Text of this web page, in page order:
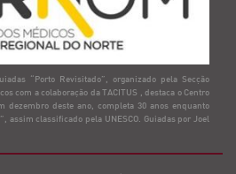
“Porto Revisitado”, organizado pela Secção
com a colaboração da TACITUS , destaca o Centro
dezembro deste ano, completa 30 anos enquanto
assim classificado pela UNESCO. Guiadas por Joel